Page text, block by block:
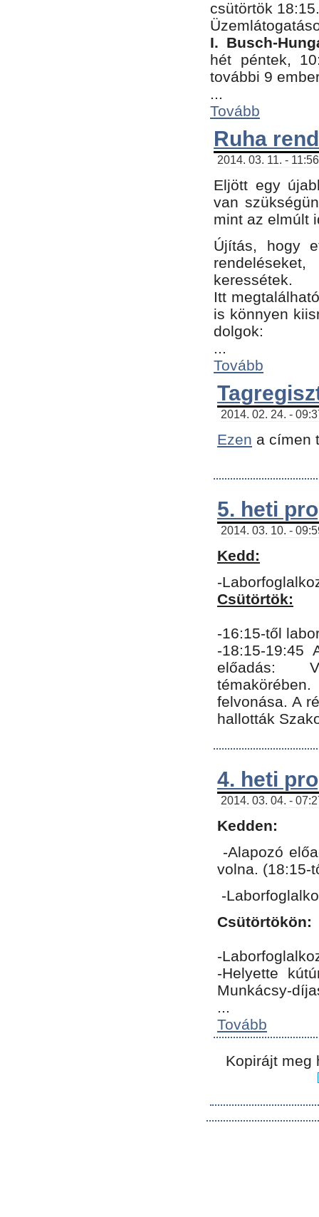
csütörtök 18:15.
I. Busch-
hét péntek,
további 9
...
Tovább
Ruha
2014. 03. 11. -
Eljött egy
van
mint az elmúlt
Újítás, hogy
keressétek.
Itt
is könnyen
dolgok:
...
Tovább
2014. 02. 24. -
Ezen a címen
5. heti
2014. 03. 10. -
Kedd:
-
Csütörtök:
-16:15-től
-18:15-19:45
előadás:
felvonása. A
hallották
4. heti
2014. 03. 04. -
Kedden:
-Alapozó
volna. (18:15-
-
Csütörtökön:
-
-Helyette
Munkácsy-
...
Tovább
Kopirájt meg